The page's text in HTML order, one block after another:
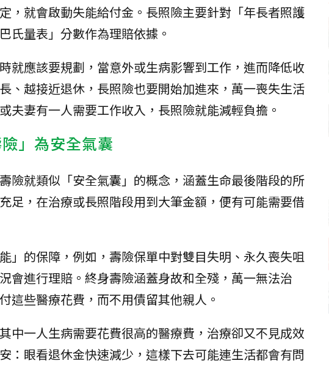
，就會啟動失能給付金。長照險主要針對「年長者照護
氏量表」分數作為理賠依據。
就應該要規劃，當意外或生病影響到工作，進而降低收
、越接近退休，長照險也要開始加進來，萬一喪失生活
夫妻有一人需要工作收入，長照險就能減輕負擔。
」為安全氣囊
險就類似「安全氣囊」的概念，涵蓋生命最後階段的所
足，在治療或長照階段用到大筆金額，便有可能需要借
」的保障，例如，壽險保單中對雙目失明、永久喪失咀
會進行理賠。終身壽險涵蓋身故和全殘，萬一無法治
這些醫療花費，而不用債留其他親人。
中一人生病需要花費很高的醫療費，治療卻又不見成效
：眼看退休金快速減少，這樣下去可能連生活都會有問